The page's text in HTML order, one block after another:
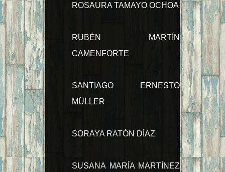
ROSAURA TAMAYO OCHOA
RUBÉN MARTÍN
CAMENFORTE
SANTIAGO ERNESTO
MÜLLER
SORAYA RATÓN DÍAZ
SUSANA MARÍA MARTÍNEZ